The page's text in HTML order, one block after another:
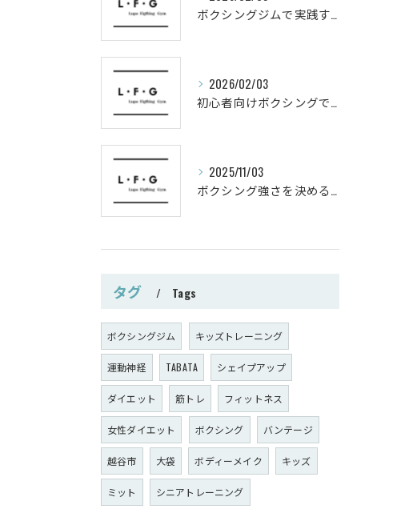
ボクシングジムで実践する筋肥大トレーニング術
2026/02/03
初心者向けボクシングでシェイプアップ運動メニュー
2025/11/03
ボクシング強さを決めるパンチ威力の秘密
タグ Tags
ボクシングジム キッズトレーニング
運動神経 TABATA シェイプアップ
ダイエット 筋トレ フィットネス
女性ダイエット ボクシング バンテージ
越谷市 大袋 ボディーメイク キッズ
ミット シニアトレーニング